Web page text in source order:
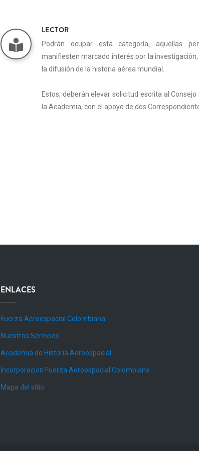
LECTOR
Podrán ocupar esta categoría, aquellas
manifiesten marcado interés por la
la difusión de la historia aérea mundial.
Estos, deberán elevar solicitud escrita al Consejo
la Academia, con el apoyo de dos
ENLACES
Fuerza Aeroespacial Colombiana
Nuestros Servicios
Academia de Historia Aeroespacial
Incorporación Fuerza Aeroespacial Colombiana
Mapa del sitio